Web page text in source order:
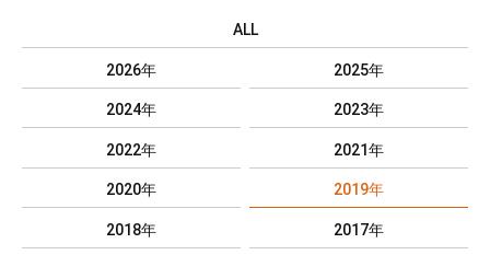
ALL
2026年 2025年
2024年 2023年
2022年 2021年
2020年 2019年
2018年 2017年